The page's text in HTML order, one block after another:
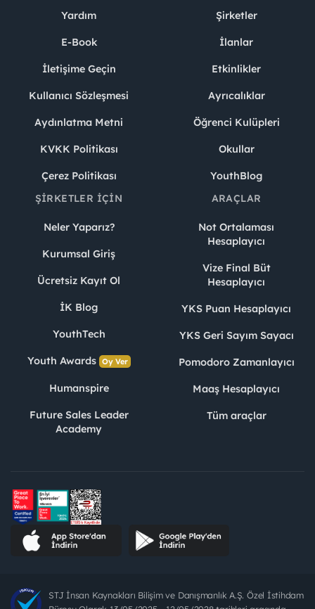
Yardım
E-Book
İletişime Geçin
Kullanıcı Sözleşmesi
Aydınlatma Metni
KVKK Politikası
Çerez Politikası
Şirketler
İlanlar
Etkinlikler
Ayrıcalıklar
Öğrenci Kulüpleri
Okullar
YouthBlog
ŞIRKETLER İÇIN
Neler Yaparız?
Kurumsal Giriş
Ücretsiz Kayıt Ol
İK Blog
YouthTech
Youth Awards Oy Ver
Humanspire
Future Sales Leader
Academy
ARAÇLAR
Not Ortalaması
Hesaplayıcı
Vize Final Büt
Hesaplayıcı
YKS Puan Hesaplayıcı
YKS Geri Sayım Sayacı
Pomodoro Zamanlayıcı
Maaş Hesaplayıcı
Tüm araçlar
STJ İnsan Kaynakları Bilişim ve Danışmanlık A.Ş. Özel İstihdam